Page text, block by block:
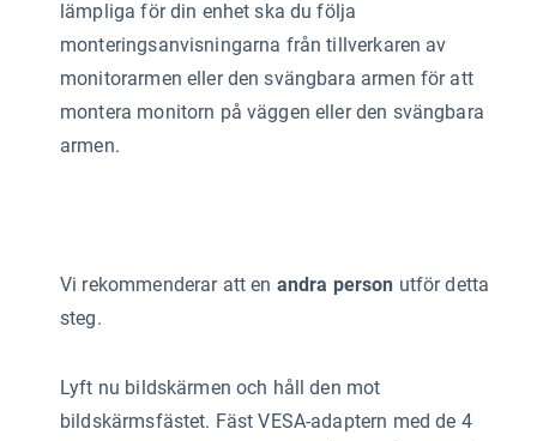
lämpliga för din enhet ska du följa
monteringsanvisningarna från tillverkaren av
monitorarmen eller den svängbara armen för att
montera monitorn på väggen eller den svängbara
armen.
Vi rekommenderar att en andra person utför detta
steg.
Lyft nu bildskärmen och håll den mot
bildskärmsfästet. Fäst VESA-adaptern med de 4